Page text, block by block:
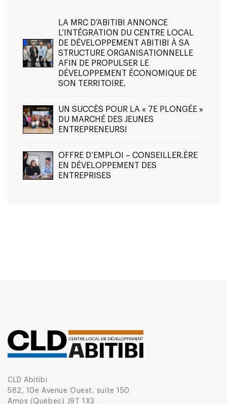
LA MRC D’ABITIBI ANNONCE
L’INTÉGRATION DU CENTRE LOCAL
DE DÉVELOPPEMENT ABITIBI À SA
STRUCTURE ORGANISATIONNELLE
AFIN DE PROPULSER LE
DÉVELOPPEMENT ÉCONOMIQUE DE
SON TERRITOIRE.
UN SUCCÈS POUR LA « 7E PLONGÉE »
DU MARCHÉ DES JEUNES
ENTREPRENEURS!
OFFRE D’EMPLOI – CONSEILLER.ÈRE
EN DÉVELOPPEMENT DES
ENTREPRISES
CLD Abitibi
582, 10e Avenue Ouest, suite 150
Amos (Québec) J9T 1X3